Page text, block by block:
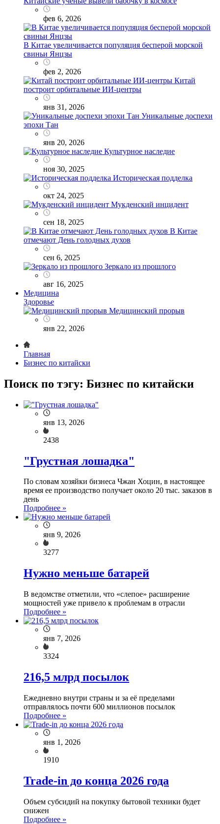
фев 6, 2026
В Китае увеличивается популяция бесперой морской
свиньи Янцзы
фев 2, 2026
Китай
построит орбитальные ИИ-центры
янв 31, 2026
Уникальные доспехи
эпохи Тан
янв 20, 2026
Культурное наследие
ноя 30, 2025
Историческая подделка
окт 24, 2025
Мукденский инцидент
сен 18, 2025
В Китае
отмечают День голодных духов
сен 6, 2025
Зеркало из прошлого
авг 16, 2025
Медицина
Здоровье
Медицинский прорыв
янв 22, 2026
Главная
Бизнес по китайски
Поиск по тэгу: Бизнес по китайски
янв 13, 2026
2438
"Грустная лошадка"
По словам хозяйки бизнеса Чжан Хоцин, в настоящее
время ее производство получает около 20 тыс. заказов в
день
Подробнее »
янв 9, 2026
3277
Нужно меньше батарей
В ведомстве отметили, что «слепое» расширение
мощностей уже привело к проблемам в отрасли
Подробнее »
янв 7, 2026
3324
216,5 млрд посылок
Ежедневно внутри страны и за её пределами
отправлялось почти 600 миллионов посылок
Подробнее »
янв 1, 2026
1910
Trade-in до конца 2026 года
Объем субсидий на покупку бытовой техники будет
снижен
Подробнее »